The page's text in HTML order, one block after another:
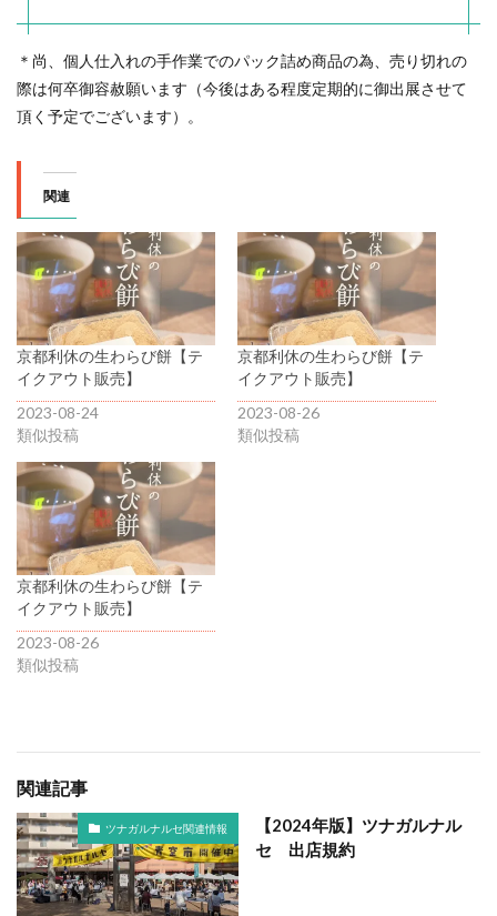
＊尚、個人仕入れの手作業でのパック詰め商品の為、売り切れの
際は何卒御容赦願います（今後はある程度定期的に御出展させて
頂く予定でございます）。
関連
京都利休の生わらび餅【テ
イクアウト販売】
2023-08-24
類似投稿
京都利休の生わらび餅【テ
イクアウト販売】
2023-08-26
類似投稿
京都利休の生わらび餅【テ
イクアウト販売】
2023-08-26
類似投稿
関連記事
ツナガルナルセ関連情報
【2024年版】ツナガルナル
セ 出店規約